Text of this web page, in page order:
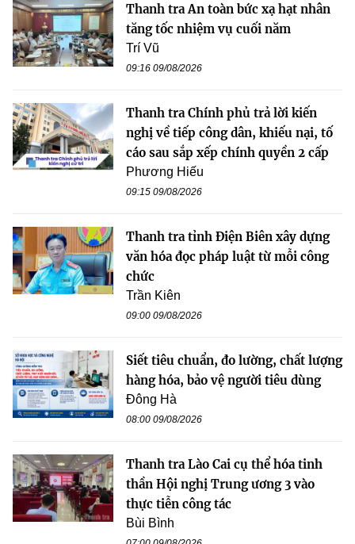
Thanh tra An toàn bức xạ hạt nhân
tăng tốc nhiệm vụ cuối năm
Trí Vũ
09:16 09/08/2026
Thanh tra Chính phủ trả lời kiến
nghị về tiếp công dân, khiếu nại, tố
cáo sau sắp xếp chính quyền 2 cấp
Phương Hiếu
09:15 09/08/2026
Thanh tra tỉnh Điện Biên xây dựng
văn hóa đọc pháp luật từ mỗi công
chức
Trần Kiên
09:00 09/08/2026
Siết tiêu chuẩn, đo lường, chất lượng
hàng hóa, bảo vệ người tiêu dùng
Đông Hà
08:00 09/08/2026
Thanh tra Lào Cai cụ thể hóa tinh
thần Hội nghị Trung ương 3 vào
thực tiễn công tác
Bùi Bình